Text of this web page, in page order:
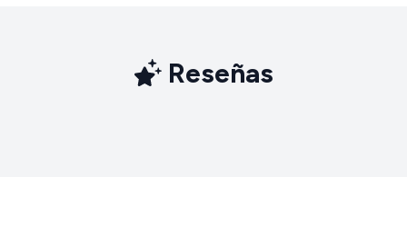
Reseñas